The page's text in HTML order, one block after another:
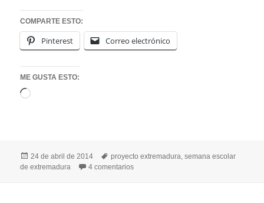
COMPARTE ESTO:
Pinterest Correo electrónico
ME GUSTA ESTO:
Cargando...
Publicado
el
24 de abril de 2014 Etiquetas
proyecto extremadura ,semana escolar
de extremadura
4 comentariosen PROYECTO “ME GUSTA